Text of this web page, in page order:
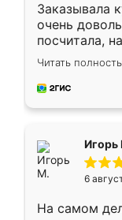
Заказывала
очень
посчитала,
Замерщик
делу со
за день,
Читать
Игорь
6
На самом